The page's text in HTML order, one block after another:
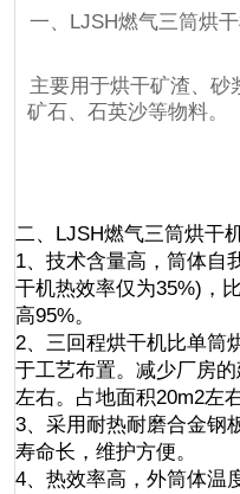
一、LJSH燃气三筒烘
主要用于烘干矿渣、砂
矿石、石英沙等物料。
二、LJSH燃气三筒烘干
1、技术含量高，筒体自
干机热效率仅为35%)，
高95%。
2、三回程烘干机比单筒
于工艺布置。减少厂房
左右。占地面积20m2左右
3、采用耐热耐磨合金钢
寿命长，维护方便。
4、热效率高，外筒体温